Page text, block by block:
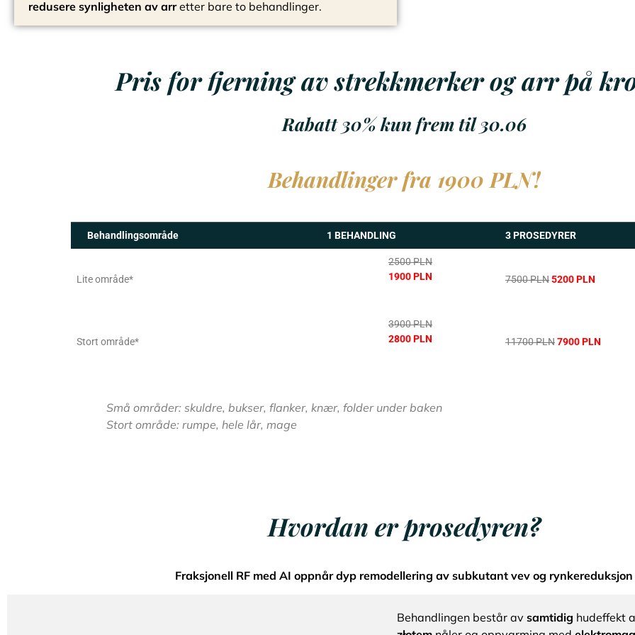
redusere synligheten av arretter bare to behandlinger.
Pris for fjerning av strekkmerker og arr på
Rabatt 30% kun frem til 30.06
Behandlinger fra 1900 PLN!
Behandlingsområde 1 BEHANDLING 3 PROSEDYRER
Lite område*
2500 PLN
1900 PLN
7500 PLN5200 PLN
Stort område*
3900 PLN
2800 PLN
11700 PLN7900 PLN
Små områder: skuldre, bukser, flanker, knær, folder under baken
Stort område: rumpe, hele lår, mage
Hvordan er prosedyren?
Fraksjonell RF med AI oppnår dyp remodellering av subkutant vev og rynkereduksjon
Behandlingen består av samtidig hudeffekt